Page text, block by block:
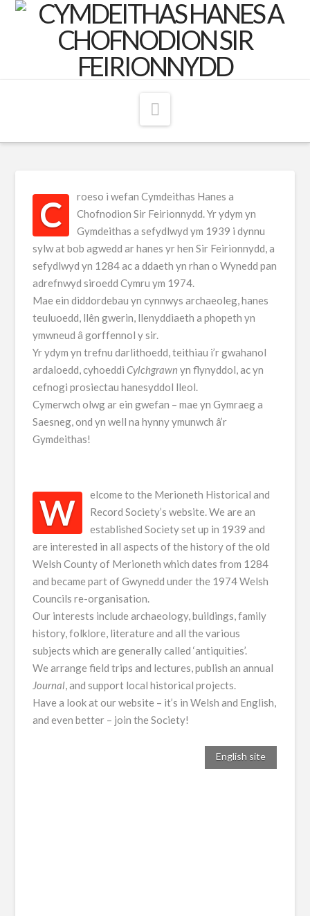
C
roeso i wefan Cymdeithas Hanes a
Chofnodion Sir Feirionnydd. Yr ydym yn
Gymdeithas a sefydlwyd ym 1939 i dynnu
sylw at bob agwedd ar hanes yr hen Sir Feirionnydd, a
sefydlwyd yn 1284 ac a ddaeth yn rhan o Wynedd pan
adrefnwyd siroedd Cymru ym 1974.
Mae ein diddordebau yn cynnwys archaeoleg, hanes
teuluoedd, llên gwerin, llenyddiaeth a phopeth yn
ymwneud â gorffennol y sir.
Yr ydym yn trefnu darlithoedd, teithiau i’r gwahanol
ardaloedd, cyhoeddiCylchgrawn yn flynyddol, ac yn
cefnogi prosiectau hanesyddol lleol.
Cymerwch olwg ar ein gwefan – mae yn Gymraeg a
Saesneg, ond yn well na hynny ymunwch â’r
Gymdeithas!
W
elcome to the Merioneth Historical and
Record Society’s website. We are an
established Society set up in 1939 and
are interested in all aspects of the history of the old
Welsh County of Merioneth which dates from 1284
and became part of Gwynedd under the 1974 Welsh
Councils re-organisation.
Our interests include archaeology, buildings, family
history, folklore, literature and all the various
subjects which are generally called ‘antiquities’.
We arrange field trips and lectures, publish an annual
Journal, and support local historical projects.
Have a look at our website – it’s in Welsh and English,
and even better – join the Society!
English site